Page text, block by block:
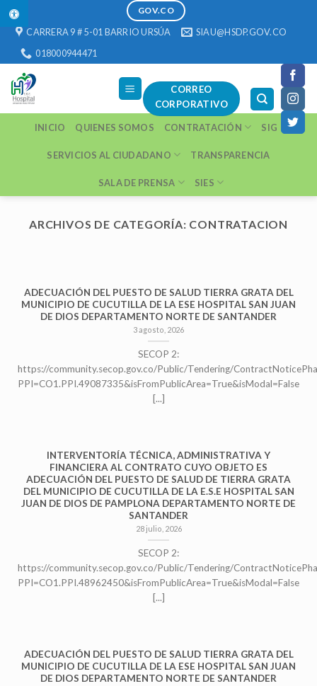
Skip
to
GOV.CO
CARRERA 9 # 5-01 BARRIO URSÚA
SIAU@HSDP.GOV.CO
018000944471
CORREO
CORPORATIVO
INICIO QUIENES SOMOS CONTRATACIÓN SIG
SERVICIOS AL CIUDADANO TRANSPARENCIA
SALA DE PRENSA SIES
ARCHIVOS DE CATEGORÍA: CONTRATACION
de Mayo/2020
7 mayo, 2020
[table id=1 /] [...]
ADECUACIÓN DEL PUESTO DE SALUD TIERRA GRATA DEL
MUNICIPIO DE CUCUTILLA DE LA ESE HOSPITAL SAN JUAN
DE DIOS DEPARTAMENTO NORTE DE SANTANDER
3 agosto, 2026
SECOP 2:
https://community.secop.gov.co/Public/Tendering/
PPI=CO1.PPI.49087335&isFromPublicArea=True&isModal=False
[...]
INTERVENTORÍA TÉCNICA, ADMINISTRATIVA Y
FINANCIERA AL CONTRATO CUYO OBJETO ES
ADECUACIÓN DEL PUESTO DE SALUD DE TIERRA GRATA
DEL MUNICIPIO DE CUCUTILLA DE LA E.S.E HOSPITAL SAN
JUAN DE DIOS DE PAMPLONA DEPARTAMENTO NORTE DE
SANTANDER
28 julio, 2026
SECOP 2:
https://community.secop.gov.co/Public/Tendering/
PPI=CO1.PPI.48962450&isFromPublicArea=True&isModal=False
[...]
ADECUACIÓN DEL PUESTO DE SALUD TIERRA GRATA DEL
MUNICIPIO DE CUCUTILLA DE LA ESE HOSPITAL SAN JUAN
DE DIOS DEPARTAMENTO NORTE DE SANTANDER